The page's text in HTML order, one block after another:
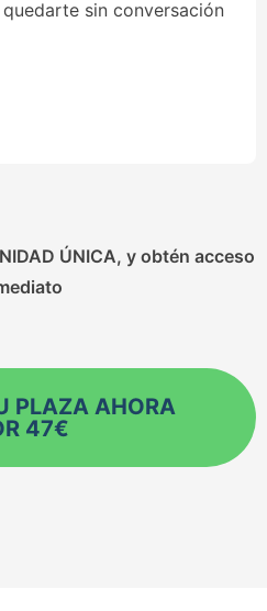
sin conversación
ÚNICA, y obtén acceso
PLAZA AHORA
47€